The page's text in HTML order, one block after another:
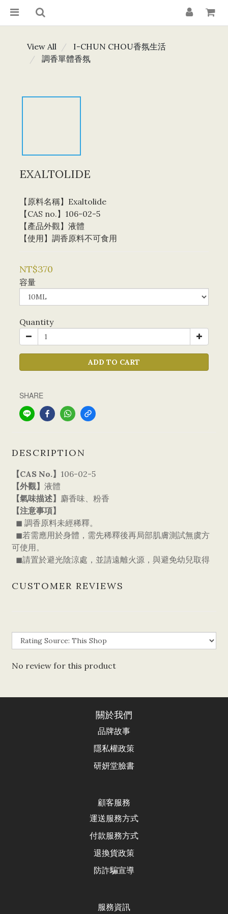
View All
I-CHUN CHOU香氛生活
調香單體香氛
EXALTOLIDE
【原料名稱】Exaltolide
【CAS no.】106-02-5
【產品外觀】液體
【使用】調香原料不可食用
NT$370
容量
Quantity
ADD TO CART
SHARE
DESCRIPTION
【CAS No.】 106-02-5
【外觀】 液體
【氣味描述】 麝香味、粉香
【注意事項】
◼ 調香原料未經稀釋。
◼若需應用於身體，需先稀釋後再局部肌膚測試無虞方
可使用。
◼請置於避光陰涼處，並請遠離火源，與避免幼兒取得
CUSTOMER REVIEWS
No review for this product
關於我們
品牌故事
隱私權政策
研妍堂臉書
顧客服務
運送服務方式
付款服務方式
退換貨政策
防詐騙宣導
服務資訊